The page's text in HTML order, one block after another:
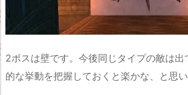
2ボスは壁です。今後同じタイプの敵は出
的な挙動を把握しておくと楽かな、と思い